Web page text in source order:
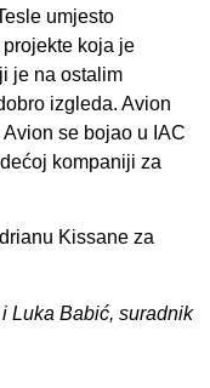
umjesto
koja je
je na ostalim
izgleda. Avion
se bojao u IAC
kompaniji za
Kissane za
Luka Babić, suradnik